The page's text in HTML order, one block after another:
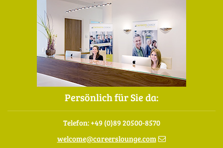
Persönlich für Sie da:
Telefon: +49 (0)89 20500-8570
welcome@careerslounge.com